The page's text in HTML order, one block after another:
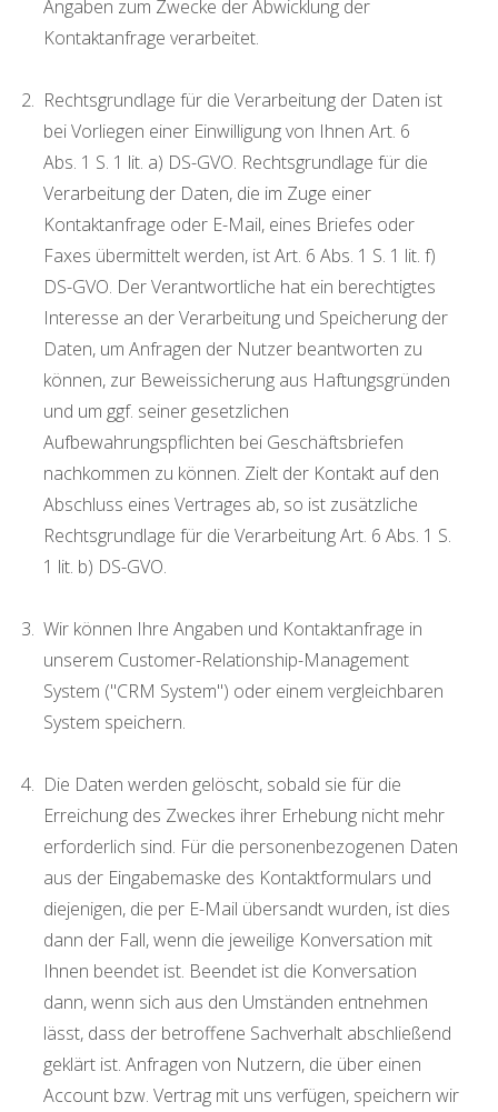
Angaben zum Zwecke der Abwicklung der
Kontaktanfrage verarbeitet.
Rechtsgrundlage für die Verarbeitung der Daten ist
bei Vorliegen einer Einwilligung von Ihnen Art. 6
Abs. 1 S. 1 lit. a) DS-GVO. Rechtsgrundlage für die
Verarbeitung der Daten, die im Zuge einer
Kontaktanfrage oder E-Mail, eines Briefes oder
Faxes übermittelt werden, ist Art. 6 Abs. 1 S. 1 lit. f)
DS-GVO. Der Verantwortliche hat ein berechtigtes
Interesse an der Verarbeitung und Speicherung der
Daten, um Anfragen der Nutzer beantworten zu
können, zur Beweissicherung aus Haftungsgründen
und um ggf. seiner gesetzlichen
Aufbewahrungspflichten bei Geschäftsbriefen
nachkommen zu können. Zielt der Kontakt auf den
Abschluss eines Vertrages ab, so ist zusätzliche
Rechtsgrundlage für die Verarbeitung Art. 6 Abs. 1 S.
1 lit. b) DS-GVO.
Wir können Ihre Angaben und Kontaktanfrage in
unserem Customer-Relationship-Management
System ("CRM System") oder einem vergleichbaren
System speichern.
Die Daten werden gelöscht, sobald sie für die
Erreichung des Zweckes ihrer Erhebung nicht mehr
erforderlich sind. Für die personenbezogenen Daten
aus der Eingabemaske des Kontaktformulars und
diejenigen, die per E-Mail übersandt wurden, ist dies
dann der Fall, wenn die jeweilige Konversation mit
Ihnen beendet ist. Beendet ist die Konversation
dann, wenn sich aus den Umständen entnehmen
lässt, dass der betroffene Sachverhalt abschließend
geklärt ist. Anfragen von Nutzern, die über einen
Account bzw. Vertrag mit uns verfügen, speichern wir